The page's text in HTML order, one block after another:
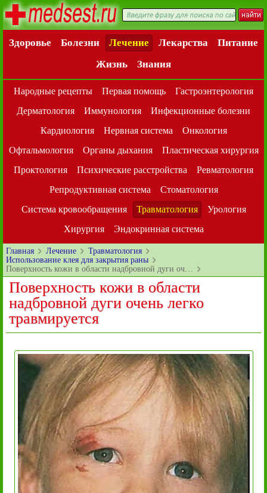
Здоровье Болезни Лечение Лекарства
Питание
Жизнь
Знания
Народные рецепты Первая помощь
Гастроэнтерология
Дерматология
Иммунология
Инфекционные болезни
Кардиология
Нервная система
Онкология
Офтальмология
Органы дыхания
Пластическая хирургия
Проктология
Психические расстройства
Ревматология
Репродуктивная система
Стоматология
Система кровообращения
Травматология
Урология
Хирургия
Эндокринная система
Главная Лечение
Травматология
Использование клея для закрытия раны
Поверхность кожи в области надбровной дуги оч…
Поверхность кожи в области
надбровной дуги очень легко
травмируется